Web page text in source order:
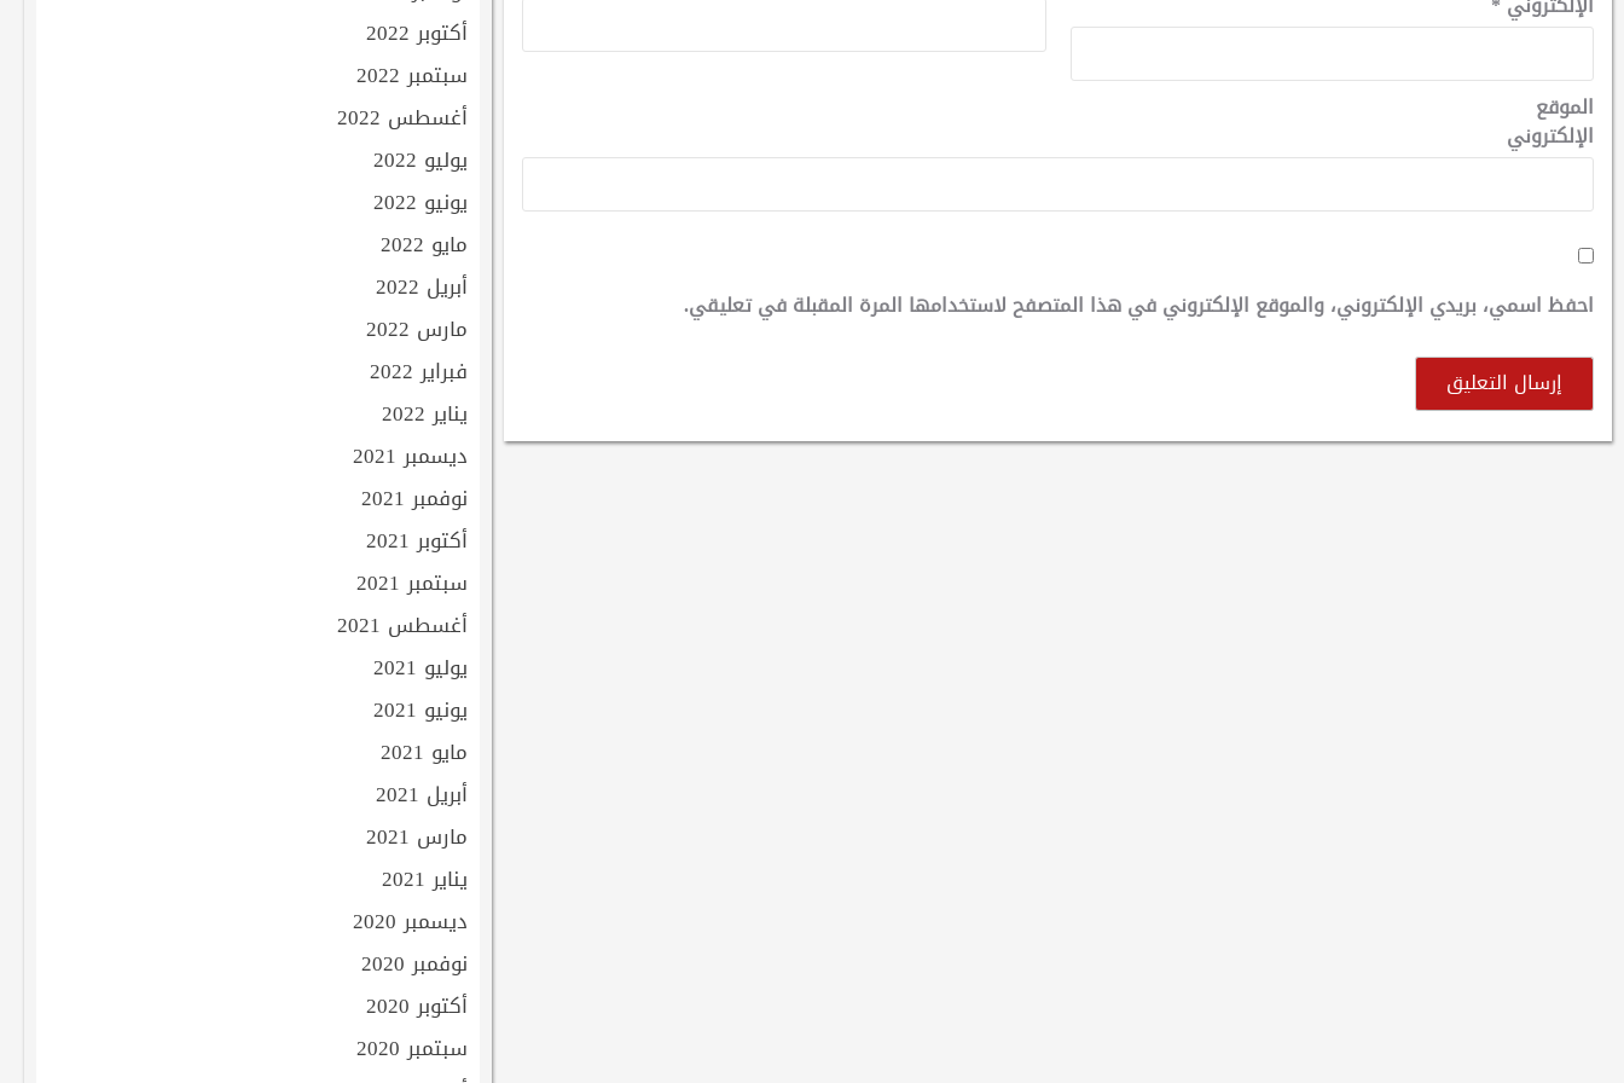
الموقع
الإلكتروني
احفظ اسمي، بريدي الإلكتروني، والموقع الإلكتروني في هذا المتصفح لاستخدامها المرة المقبلة في تعليقي.
أكتوبر 2022
سبتمبر 2022
أغسطس 2022
يوليو 2022
يونيو 2022
مايو 2022
أبريل 2022
مارس 2022
فبراير 2022
يناير 2022
ديسمبر 2021
نوفمبر 2021
أكتوبر 2021
سبتمبر 2021
أغسطس 2021
يوليو 2021
يونيو 2021
مايو 2021
أبريل 2021
مارس 2021
يناير 2021
ديسمبر 2020
نوفمبر 2020
أكتوبر 2020
سبتمبر 2020